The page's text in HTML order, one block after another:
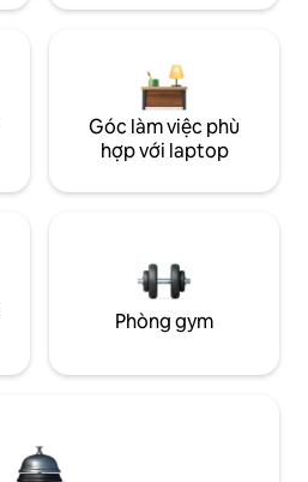
Góc làm việc phù
hợp với laptop
Phòng gym